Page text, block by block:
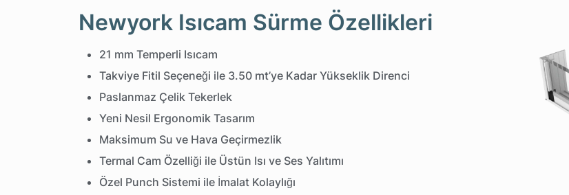
Newyork Isıcam Sürme Özellikleri
21 mm Temperli Isıcam
Takviye Fitil Seçeneği ile 3.50 mt’ye Kadar Yükseklik Direnci
Paslanmaz Çelik Tekerlek
Yeni Nesil Ergonomik Tasarım
Maksimum Su ve Hava Geçirmezlik
Termal Cam Özelliği ile Üstün Isı ve Ses Yalıtımı
Özel Punch Sistemi ile İmalat Kolaylığı